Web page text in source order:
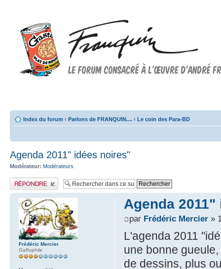
Index du forum ‹ Parlons de FRANQUIN.... ‹ Le coin des Para-BD
Agenda 2011" idées noires"
Modérateur: Modérateurs
Publier une réponse
Agenda
par Frédéric Mercier»
L'agenda 2011
une bonne
de dessins, plus
Frédéric Mercier
Gaffophile